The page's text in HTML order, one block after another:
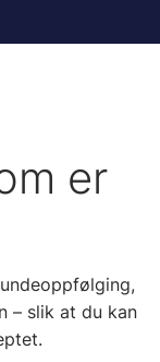
er
– slik at du kan